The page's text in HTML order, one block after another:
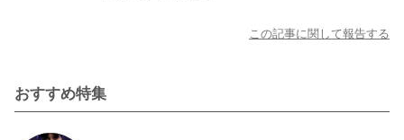
この記事に関して報告する
おすすめ特集